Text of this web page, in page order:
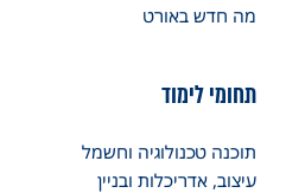
מה חדש באורט
תחומי לימוד
תוכנה טכנולוגיה וחשמל
עיצוב, אדריכלות ובניין